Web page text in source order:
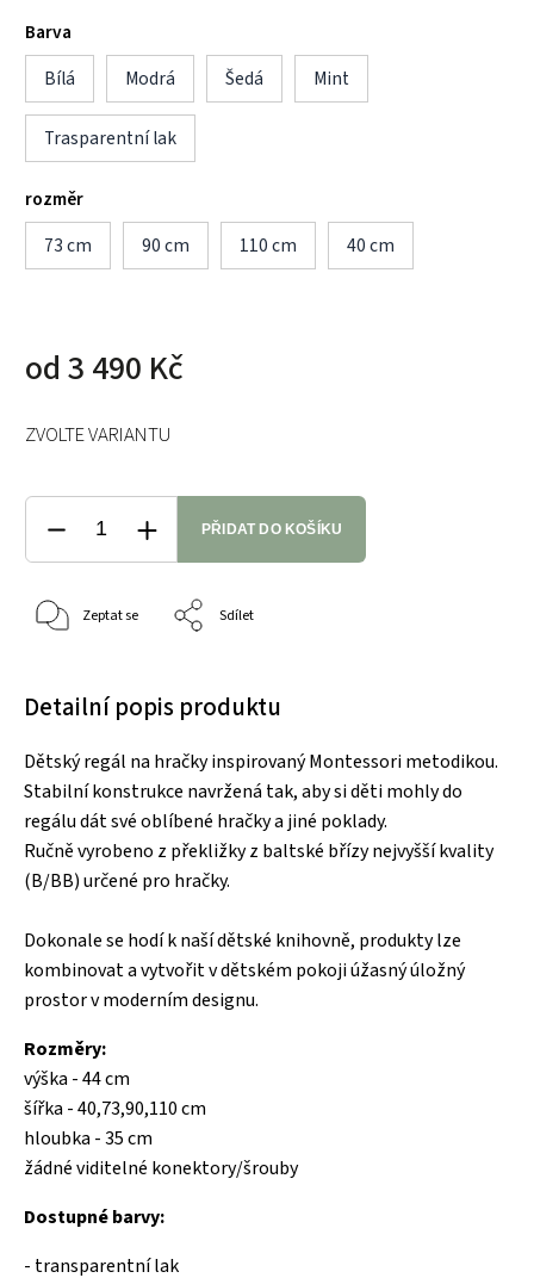
Barva
Bílá
Modrá Šedá Mint
Trasparentní lak
rozměr
73 cm
90 cm 110 cm 40 cm
od 3 490 Kč
ZVOLTE VARIANTU
PŘIDAT DO KOŠÍKU
Zeptat se Sdílet
Detailní popis produktu
Dětský regál na hračky inspirovaný Montessori metodikou.
Stabilní konstrukce navržená tak, aby si děti mohly do
regálu dát své oblíbené hračky a jiné poklady.
Ručně vyrobeno z překližky z baltské břízy nejvyšší kvality
(B/BB) určené pro hračky.
Dokonale se hodí k naší dětské knihovně, produkty lze
kombinovat a vytvořit v dětském pokoji úžasný úložný
prostor v moderním designu.
Rozměry:
výška - 44 cm
šířka - 40,73,90,110 cm
hloubka - 35 cm
žádné viditelné konektory/šrouby
Dostupné barvy:
- transparentní lak